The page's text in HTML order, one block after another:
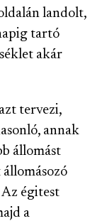
landolt,
tartó
akár
tervezi,
annak
állomást
égitest
a